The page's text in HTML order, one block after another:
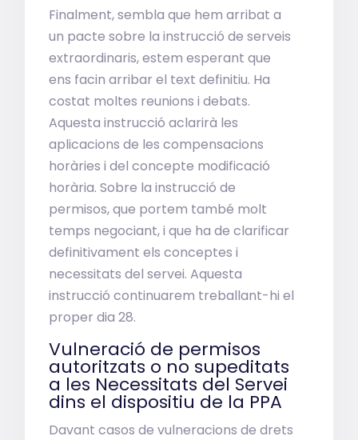
Finalment, sembla que hem arribat a
un pacte sobre la instrucció de serveis
extraordinaris, estem esperant que
ens facin arribar el text definitiu. Ha
costat moltes reunions i debats.
Aquesta instrucció aclarirà les
aplicacions de les compensacions
horàries i del concepte modificació
horària. Sobre la instrucció de
permisos, que portem també molt
temps negociant, i que ha de clarificar
definitivament els conceptes i
necessitats del servei. Aquesta
instrucció continuarem treballant-hi el
proper dia 28.
Vulneració de permisos
autoritzats o no supeditats
a les Necessitats del Servei
dins el dispositiu de la PPA
Davant casos de vulneracions de drets